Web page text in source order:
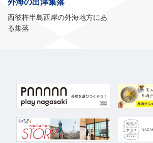
西彼杵半島西岸の外海地方にあ
る集落